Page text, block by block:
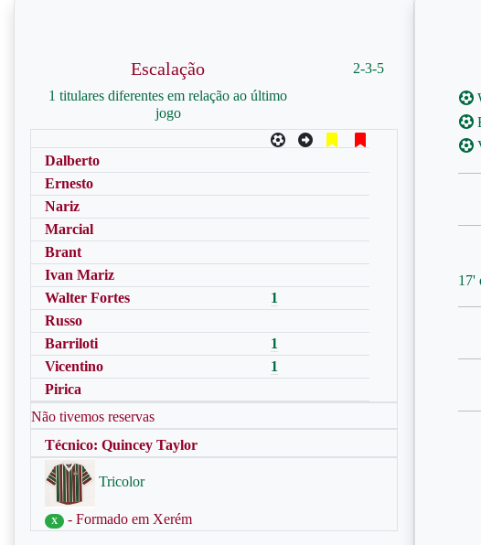
Escalação
1 titulares diferentes em relação ao último
jogo
2-3-5
Dalberto
Ernesto
Nariz
Marcial
Brant
Ivan Mariz
Walter Fortes
1
Russo
Barriloti
1
Vicentino
1
Pirica
Não tivemos reservas
Técnico: Quincey Taylor
Tricolor
X - Formado em Xerém
17'